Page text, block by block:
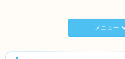
メニュー